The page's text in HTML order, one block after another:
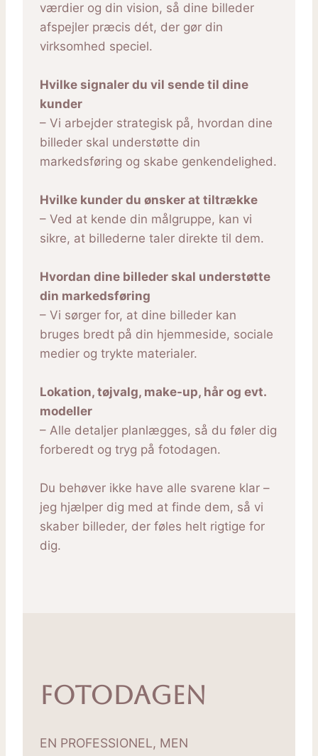
værdier og din vision, så dine billeder
afspejler præcis dét, der gør din
virksomhed speciel.
Hvilke signaler du vil sende til dine
kunder
– Vi arbejder strategisk på, hvordan dine
billeder skal understøtte din
markedsføring og skabe genkendelighed.
Hvilke kunder du ønsker at tiltrække
– Ved at kende din målgruppe, kan vi
sikre, at billederne taler direkte til dem.
Hvordan dine billeder skal understøtte
din markedsføring
– Vi sørger for, at dine billeder kan
bruges bredt på din hjemmeside, sociale
medier og trykte materialer.
Lokation, tøjvalg, make-up, hår og evt.
modeller
– Alle detaljer planlægges, så du føler dig
forberedt og tryg på fotodagen.
Du behøver ikke have alle svarene klar –
jeg hjælper dig med at finde dem, så vi
skaber billeder, der føles helt rigtige for
dig.
Fotodagen
EN PROFESSIONEL, MEN